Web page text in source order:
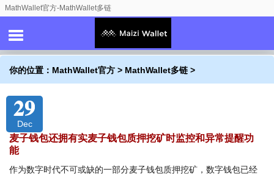
MathWallet官方-MathWallet多链
你的位置： MathWallet官方 > MathWallet多链 >
29
Dec
麦子钱包还拥有实麦子钱包质押挖矿时监控和异常提醒功
能
作为数字时代不可或缺的一部分麦子钱包质押挖矿，数字钱包已经